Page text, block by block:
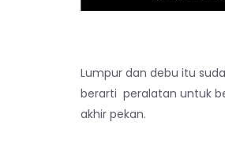
Lumpur dan debu itu
berarti peralatan untuk
akhir pekan.